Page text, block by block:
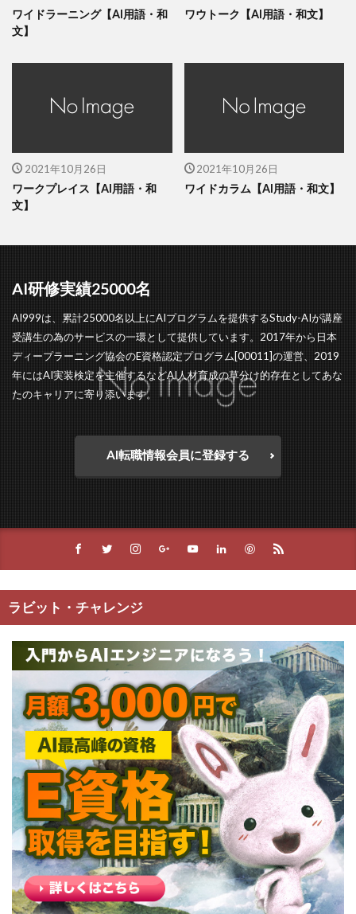
ワイドラーニング【AI用語・和
文】
ワウトーク【AI用語・和文】
2021年10月26日
ワークプレイス【AI用語・和
文】
2021年10月26日
ワイドカラム【AI用語・和文】
AI研修実績25000名
AI999は、累計25000名以上にAIプログラムを提供するStudy-AIが講座
受講生の為のサービスの一環として提供しています。2017年から日本
ディープラーニング協会のE資格認定プログラム[00011]の運営、2019
年にはAI実装検定を主催するなどAI人材育成の草分け的存在としてあな
たのキャリアに寄り添います。
AI転職情報会員に登録する
ラビット・チャレンジ